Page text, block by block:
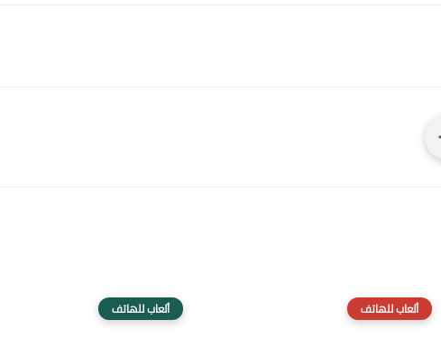
ألعاب للهاتف ألعاب للهاتف